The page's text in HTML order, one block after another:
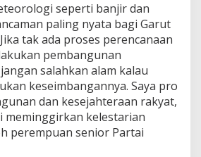
e
n
c
a
n
a
A
l
a
m
seperti banjir dan
paling nyata bagi Garut
tak ada proses perencanaan
pembangunan
salahkan alam kalau
keseimbangannya. Saya pro
dan kesejahteraan rakyat,
kelestarian
perempuan senior Partai